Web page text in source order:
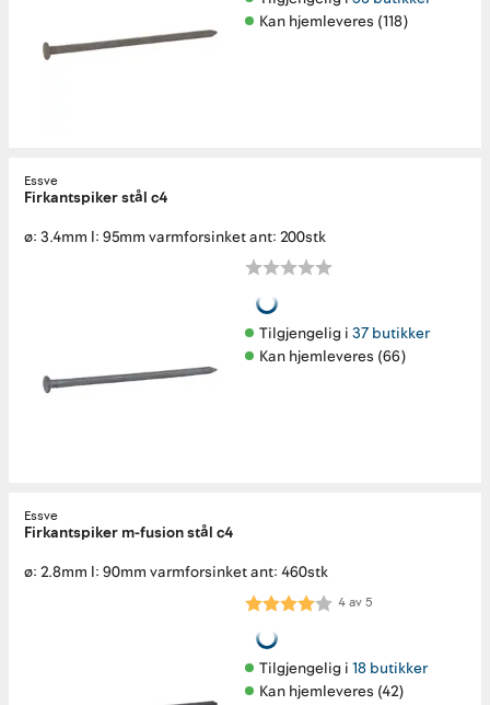
Kan hjemleveres (118)
Essve
Firkantspiker stål c4
ø: 3.4mm l: 95mm varmforsinket ant: 200stk
Tilgjengelig i 37 butikker
Kan hjemleveres (66)
Essve
Firkantspiker m-fusion stål c4
ø: 2.8mm l: 90mm varmforsinket ant: 460stk
Karakter: 4.0 av 5 mulige
4av5
Tilgjengelig i 18 butikker
Kan hjemleveres (42)